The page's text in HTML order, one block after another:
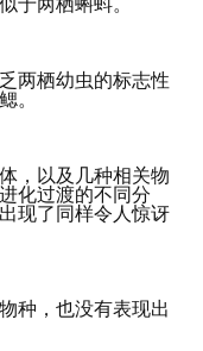
两栖幼虫的标志性
。
，以及几种相关物
化过渡的不同分
现了同样令人惊讶
种，也没有表现出